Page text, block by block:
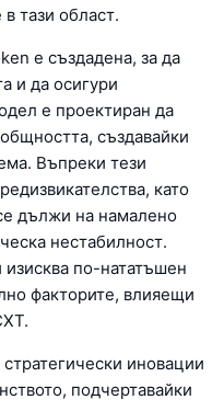
тази област.
е създадена, за да
и да осигури
е проектиран да
създавайки
Въпреки тези
като
дължи на намалено
нестабилност.
по-нататъшен
факторите, влияещи
иновации
подчертавайки